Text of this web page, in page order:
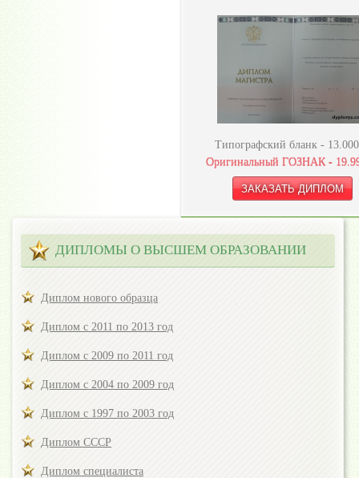
Типографский бланк - 13.000
Оригинальный ГОЗНАК -
ДИПЛОМЫ О ВЫСШЕМ ОБРАЗОВАНИИ
Диплом нового образца
Диплом с 2011 по 2013 год
Диплом с 2009 по 2011 год
Диплом с 2004 по 2009 год
Диплом с 1997 по 2003 год
Диплом СССР
Диплом специалиста